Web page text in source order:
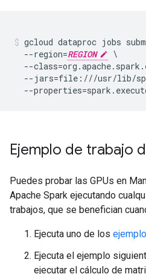
gcloud dataproc jobs
--region=REGION
\
--
--jars=file:///usr/lib/
Ejemplo de trabajo
Puedes probar las GPUs en
Apache Spark ejecutando
trabajos, que se benefician
Ejecuta uno de los
Ejecuta el ejemplo
ejecutar el cálculo de